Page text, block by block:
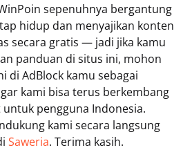
sepenuhnya bergantung
hidup dan menyajikan konten
secara gratis — jadi jika kamu
panduan di situs ini, mohon
di AdBlock kamu sebagai
kami bisa terus berkembang
pengguna Indonesia.
kami secara langsung
Saweria. Terima kasih.